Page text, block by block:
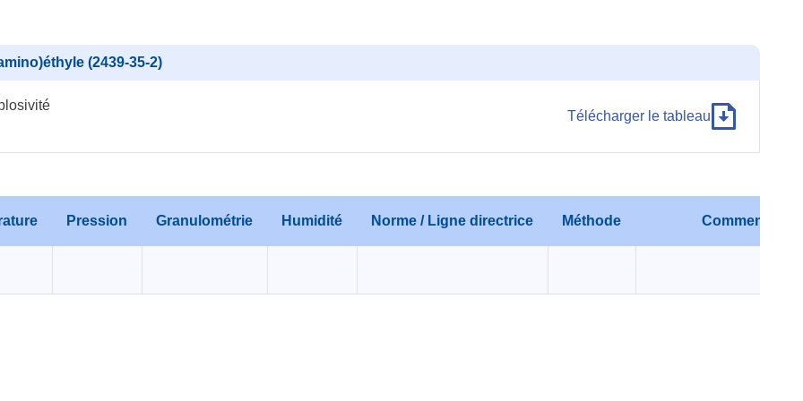
(2439-35-2)
Télécharger le tableau
Pression Granulométrie Humidité Norme / Ligne directrice Méthode Commentaire